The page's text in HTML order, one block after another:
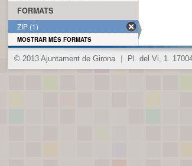
FORMATS
ZIP (1)
MOSTRAR MÉS FORMATS
© 2013 Ajuntament de Girona Pl. del Vi, 1.